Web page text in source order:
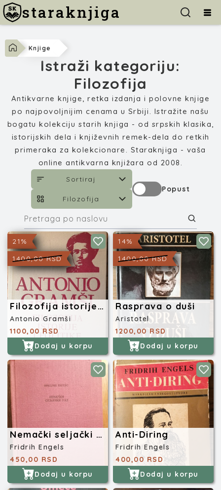
staraknjiga
Knjige
Istraži kategoriju:
Filozofija
Antikvarne knjige, retka izdanja i polovne knjige
po najpovoljnijim cenama u Srbiji. Istražite našu
bogatu kolekciju starih knjiga - od srpskih klasika,
istorijskih dela i književnih remek-dela do retkih
primeraka za kolekcionare. Staraknjiga - vaša
online antikvarna knjižara od 2008.
Sortiraj
Filozofija
Popust
21%
1400,00 RSD
Filozofija istorije i politike
Antonio Gramši
1100,00 RSD
Dodaj u korpu
14%
1400,00 RSD
Rasprava o duši
Aristotel
1200,00 RSD
Dodaj u korpu
Nemački seljački rat
Fridrih Engels
450,00 RSD
Dodaj u korpu
Anti-Diring
Fridrih Engels
400,00 RSD
Dodaj u korpu